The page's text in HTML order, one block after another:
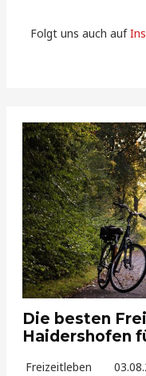
Folgt uns auch auf
Die besten
Haidershofen
Freizeitleben